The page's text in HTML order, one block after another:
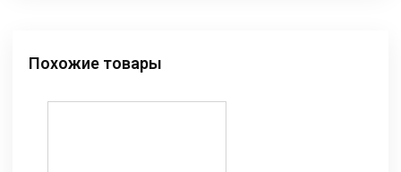
Похожие товары